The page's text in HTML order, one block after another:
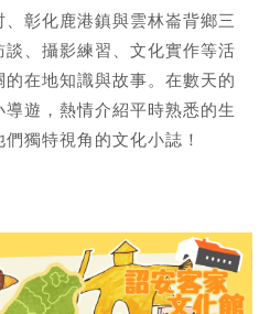
彰化鹿港鎮與雲林崙背鄉三
、攝影練習、文化實作等活
在地知識與故事。在數天的
遊，熱情介紹平時熟悉的生
獨特視角的文化小誌！